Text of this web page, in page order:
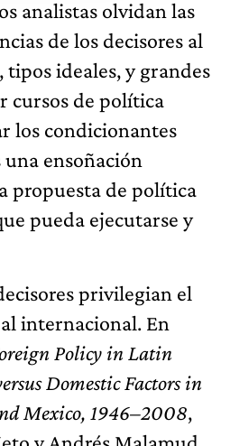
analistas olvidan las
de los decisores al
tipos ideales, y grandes
cursos de política
los condicionantes
una ensoñación
propuesta de política
pueda ejecutarse y
privilegian el
internacional. En
Policy in Latin
Domestic Factors in
Mexico, 1946–2008,